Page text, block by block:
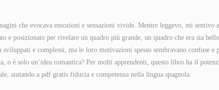
che evocava emozioni e sensazioni vivide. Mentre leggevo, mi sentivo
e posizionato per rivelare un quadro più grande, un quadro che era sia
e complessi, ma le loro motivazioni spesso sembravano confuse e
è solo un’idea romantica? Per molti apprendenti, questo libro ha il
aiutando a pdf gratis fiducia e competenza nella lingua spagnola.